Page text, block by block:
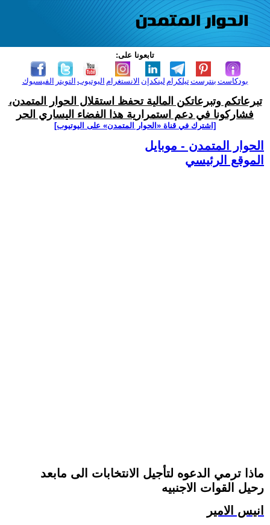
تابعونا على:
الفيسبوك التويتر اليوتيوب الانستغرام لينكدإن تيلكرامبنترست بودكاست
تبرعاتكم وتبرعاتكن المالية تحفظ استقلال الحوار المتمدن،
فشاركونا في دعم استمرارية هذا الفضاء اليساري الحر
[اشترك في قناة ‫«الحوار المتمدن» على اليوتيوب]
الحوار المتمدن - موبايل
الموقع الرئيسي
ماذا ترمي الدعوه لتأجيل الانتخابات الى مابعد
رحيل القوات الاجنبيه
انيس الامير